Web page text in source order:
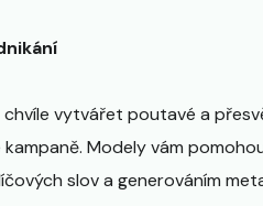
vytvářet poutavé a
Modely vám
slov a generováním